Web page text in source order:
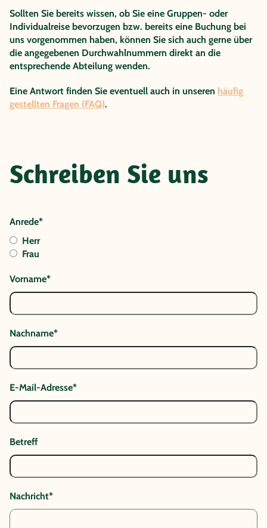
Sollten Sie bereits wissen, ob Sie eine Gruppen- oder
Individualreise bevorzugen bzw. bereits eine Buchung bei
uns vorgenommen haben, können Sie sich auch gerne über
die angegebenen Durchwahlnummern direkt an die
entsprechende Abteilung wenden.
Eine Antwort finden Sie eventuell auch in unseren häufig
gestellten Fragen (FAQ).
Schreiben Sie uns
Anrede*
Herr
Frau
Vorname*
Nachname*
E-Mail-Adresse*
Betreff
Nachricht*